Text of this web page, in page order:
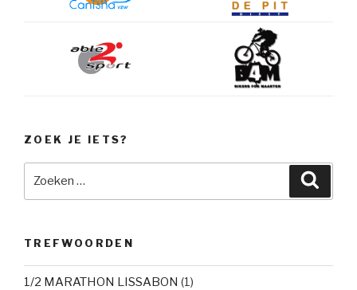
ZOEK JE IETS?
TREFWOORDEN
1/2 MARATHON LISSABON (1)